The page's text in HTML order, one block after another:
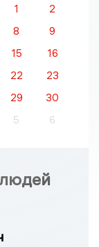
1
2
8
9
15
16
22
23
29
30
5 6